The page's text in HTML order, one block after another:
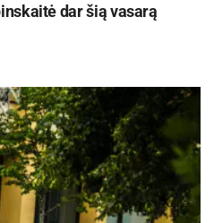
dar šią vasarą